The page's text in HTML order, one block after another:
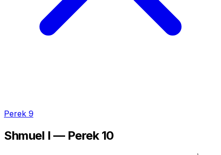
Perek 9
Shmuel I — Perek 10